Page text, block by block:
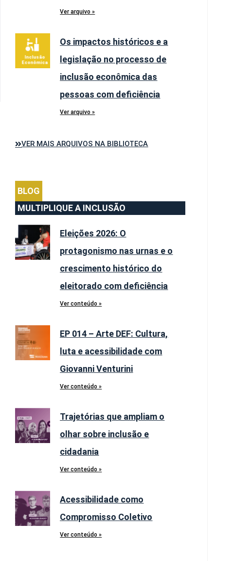
Ver arquivo »
Os impactos históricos e a
legislação no processo de
inclusão econômica das
pessoas com deficiência
Ver arquivo »
VER MAIS ARQUIVOS NA BIBLIOTECA
BLOG
MULTIPLIQUE A INCLUSÃO
Eleições 2026: O
protagonismo nas urnas e o
crescimento histórico do
eleitorado com deficiência
Ver conteúdo »
EP 014 – Arte DEF: Cultura,
luta e acessibilidade com
Giovanni Venturini
Ver conteúdo »
Trajetórias que ampliam o
olhar sobre inclusão e
cidadania
Ver conteúdo »
Acessibilidade como
Compromisso Coletivo
Ver conteúdo »